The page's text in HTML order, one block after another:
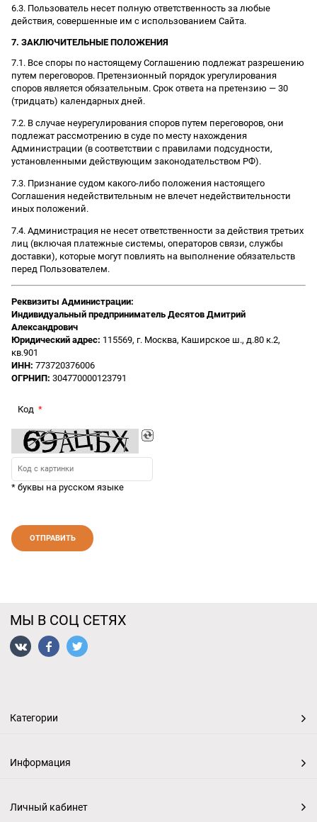
6.3. Пользователь несет полную ответственность за любые
действия, совершенные им с использованием Сайта.
7. ЗАКЛЮЧИТЕЛЬНЫЕ ПОЛОЖЕНИЯ
7.1. Все споры по настоящему Соглашению подлежат разрешению
путем переговоров. Претензионный порядок урегулирования
споров является обязательным. Срок ответа на претензию — 30
(тридцать) календарных дней.
7.2. В случае неурегулирования споров путем переговоров, они
подлежат рассмотрению в суде по месту нахождения
Администрации (в соответствии с правилами подсудности,
установленными действующим законодательством РФ).
7.3. Признание судом какого-либо положения настоящего
Соглашения недействительным не влечет недействительности
иных положений.
7.4. Администрация не несет ответственности за действия третьих
лиц (включая платежные системы, операторов связи, службы
доставки), которые могут повлиять на выполнение обязательств
перед Пользователем.
Реквизиты Администрации:
Индивидуальный предприниматель Десятов Дмитрий
Александрович
Юридический адрес: 115569, г. Москва, Каширское ш., д.80 к.2,
кв.901
ИНН: 773720376006
ОГРНИП: 304770000123791
Код
* буквы на русском языке
МЫ В СОЦ СЕТЯХ
Категории
Информация
Личный кабинет